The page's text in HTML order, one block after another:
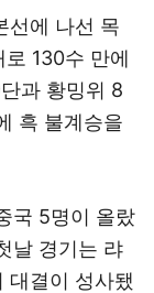
선에 나선 목
130수 만에
과 황밍위 8
흑 불계승을
국 5명이 올랐
날 경기는 랴
대결이 성사됐